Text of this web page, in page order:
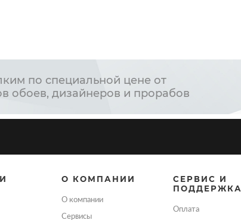
по специальной цене от
обоев, дизайнеров и прорабов
О КОМПАНИИ
О компании
Сервисы
СЕРВИС И
ПОДДЕРЖКА
Оплата